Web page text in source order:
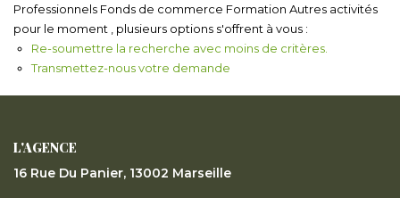
VENDRE
Créer une alerte
Professionnels Fonds de commerce Formation Autres activités
pour le moment , plusieurs options s'offrent à vous :
Re-soumettre la recherche avec moins de critères.
Transmettez-nous votre demande
L'AGENCE
16 Rue Du Panier, 13002 Marseille